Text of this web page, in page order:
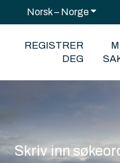
Norsk – NorgeVis
REGISTRER
DEG
Skriv inn